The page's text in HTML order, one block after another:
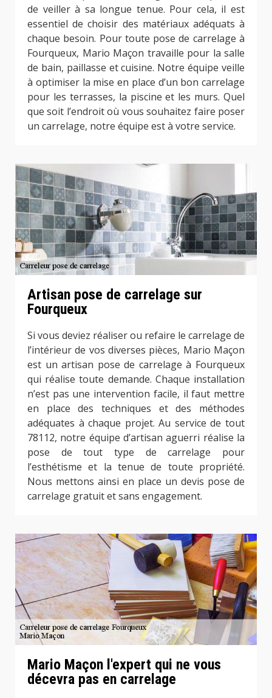
de veiller à sa longue tenue. Pour cela, il est
essentiel de choisir des matériaux adéquats à
chaque besoin. Pour toute pose de carrelage à
Fourqueux, Mario Maçon travaille pour la salle
de bain, paillasse et cuisine. Notre équipe veille
à optimiser la mise en place d’un bon carrelage
pour les terrasses, la piscine et les murs. Quel
que soit l’endroit où vous souhaitez faire poser
un carrelage, notre équipe est à votre service.
Artisan pose de carrelage sur
Fourqueux
Si vous deviez réaliser ou refaire le carrelage de
l’intérieur de vos diverses pièces, Mario Maçon
est un artisan pose de carrelage à Fourqueux
qui réalise toute demande. Chaque installation
n’est pas une intervention facile, il faut mettre
en place des techniques et des méthodes
adéquates à chaque projet. Au service de tout
78112, notre équipe d’artisan aguerri réalise la
pose de tout type de carrelage pour
l’esthétisme et la tenue de toute propriété.
Nous mettons ainsi en place un devis pose de
carrelage gratuit et sans engagement.
Mario Maçon l'expert qui ne vous
décevra pas en carrelage